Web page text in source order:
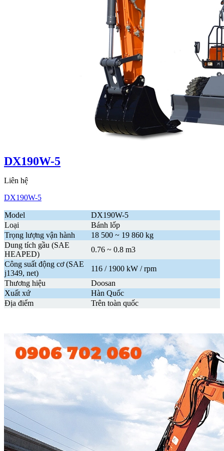
DX190W-5
Liên hệ
DX190W-5
Model
DX190W-5
Loại
Bánh lốp
Trọng lượng vận hành
18 500 ~ 19 860 kg
Dung tích gầu (SAE
HEAPED)
0.76 ~ 0.8 m3
Công suất động cơ (SAE
j1349, net)
116 / 1900 kW / rpm
Thương hiệu
Doosan
Xuất xứ
Hàn Quốc
Địa điểm
Trên toàn quốc